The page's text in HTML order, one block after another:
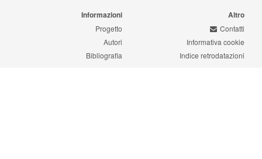
Informazioni
Progetto
Autori
Bibliografia
Altro
Contatti
Informativa cookie
Indice retrodatazioni